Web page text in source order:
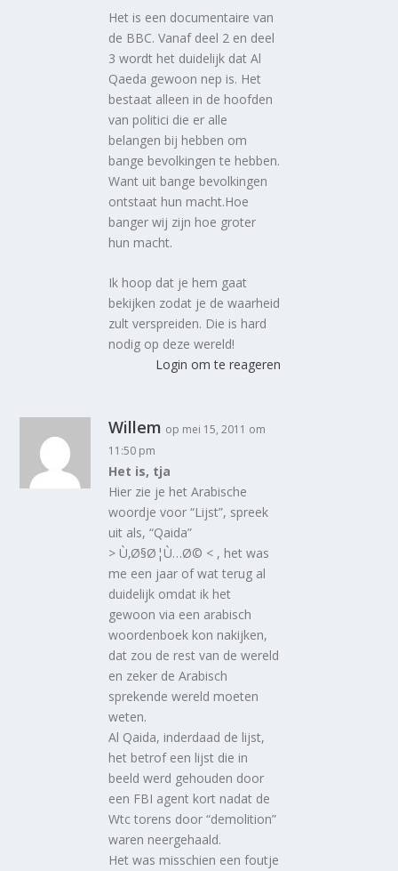
Het is een documentaire van
de BBC. Vanaf deel 2 en deel
3 wordt het duidelijk dat Al
Qaeda gewoon nep is. Het
bestaat alleen in de hoofden
van politici die er alle
belangen bij hebben om
bange bevolkingen te hebben.
Want uit bange bevolkingen
ontstaat hun macht.Hoe
banger wij zijn hoe groter
hun macht.
Ik hoop dat je hem gaat
bekijken zodat je de waarheid
zult verspreiden. Die is hard
nodig op deze wereld!
Login om te reageren
Willem op mei 15, 2011 om
11:50 pm
Het is, tja
Hier zie je het Arabische
woordje voor “Lijst”, spreek
uit als, “Qaida”
> Ù‚Ø§Ø¦Ù…Ø© < , het was
me een jaar of wat terug al
duidelijk omdat ik het
gewoon via een arabisch
woordenboek kon nakijken,
dat zou de rest van de wereld
en zeker de Arabisch
sprekende wereld moeten
weten.
Al Qaida, inderdaad de lijst,
het betrof een lijst die in
beeld werd gehouden door
een FBI agent kort nadat de
Wtc torens door “demolition”
waren neergehaald.
Het was misschien een foutje